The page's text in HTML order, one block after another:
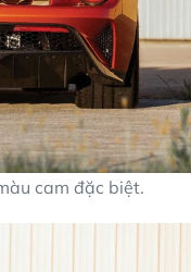
cam đặc biệt.